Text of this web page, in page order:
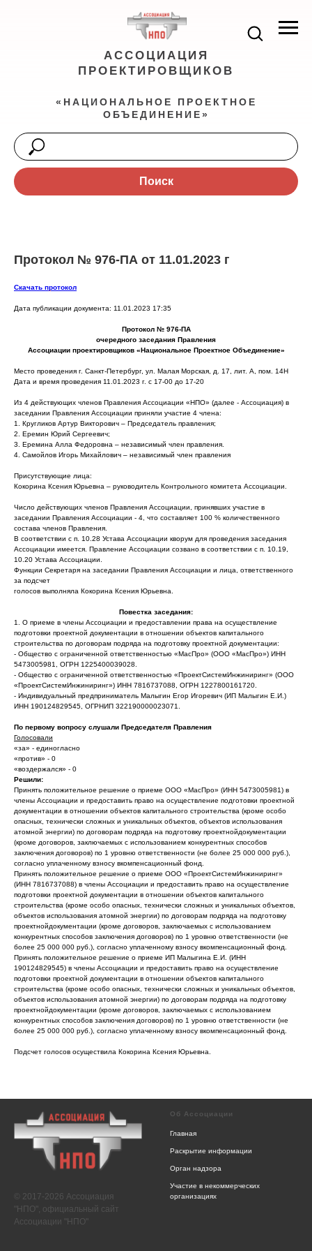
АССОЦИАЦИЯ
ПРОЕКТИРОВЩИКОВ
«НАЦИОНАЛЬНОЕ ПРОЕКТНОЕ
ОБЪЕДИНЕНИЕ»
Поиск
Протокол № 976-ПА от 11.01.2023 г
Скачать протокол
Дата публикации документа: 11.01.2023 17:35
Протокол № 976-ПА
очередного заседания Правления
Ассоциации проектировщиков «Национальное Проектное Объединение»
Место проведения г. Санкт-Петербург, ул. Малая Морская, д. 17, лит. А, пом. 14Н
Дата и время проведения 11.01.2023 г. с 17-00 до 17-20
Из 4 действующих членов Правления Ассоциации «НПО» (далее - Ассоциация) в
заседании Правления Ассоциации приняли участие 4 члена:
1. Кругликов Артур Викторович – Председатель правления;
2. Еремин Юрий Сергеевич;
3. Еремина Алла Федоровна – независимый член правления.
4. Самойлов Игорь Михайлович – независимый член правления
Присутствующие лица:
Кокорина Ксения Юрьевна – руководитель Контрольного комитета Ассоциации.
Число действующих членов Правления Ассоциации, принявших участие в
заседании Правления Ассоциации - 4, что составляет 100 % количественного
состава членов Правления.
В соответствии с п. 10.28 Устава Ассоциации кворум для проведения заседания
Ассоциации имеется. Правление Ассоциации созвано в соответствии с п. 10.19,
10.20 Устава Ассоциации.
Функции Секретаря на заседании Правления Ассоциации и лица, ответственного
за подсчет
голосов выполняла Кокорина Ксения Юрьевна.
Повестка заседания:
1. О приеме в члены Ассоциации и предоставлении права на осуществление
подготовки проектной документации в отношении объектов капитального
строительства по договорам подряда на подготовку проектной документации:
- Общество с ограниченной ответственностью «МасПро» (ООО «МасПро») ИНН
5473005981, ОГРН 1225400039028.
- Общество с ограниченной ответственностью «ПроектСистемИнжиниринг» (ООО
«ПроектСистемИнжиниринг») ИНН 7816737088, ОГРН 1227800161720.
- Индивидуальный предприниматель Малыгин Егор Игоревич (ИП Малыгин Е.И.)
ИНН 190124829545, ОГРНИП 322190000023071.
По первому вопросу слушали Председателя Правления
Голосовали
«за» - единогласно
«против» - 0
«воздержался» - 0
Решили:
Принять положительное решение о приеме ООО «МасПро» (ИНН 5473005981) в
члены Ассоциации и предоставить право на осуществление подготовки проектной
документации в отношении объектов капитального строительства (кроме особо
опасных, технически сложных и уникальных объектов, объектов использования
атомной энергии) по договорам подряда на подготовку проектнойдокументации
(кроме договоров, заключаемых с использованием конкурентных способов
заключения договоров) по 1 уровню ответственности (не более 25 000 000 руб.),
согласно уплаченному взносу вкомпенсационный фонд.
Принять положительное решение о приеме ООО «ПроектСистемИнжиниринг»
(ИНН 7816737088) в члены Ассоциации и предоставить право на осуществление
подготовки проектной документации в отношении объектов капитального
строительства (кроме особо опасных, технически сложных и уникальных объектов,
объектов использования атомной энергии) по договорам подряда на подготовку
проектнойдокументации (кроме договоров, заключаемых с использованием
конкурентных способов заключения договоров) по 1 уровню ответственности (не
более 25 000 000 руб.), согласно уплаченному взносу вкомпенсационный фонд.
Принять положительное решение о приеме ИП Малыгина Е.И. (ИНН
190124829545) в члены Ассоциации и предоставить право на осуществление
подготовки проектной документации в отношении объектов капитального
строительства (кроме особо опасных, технически сложных и уникальных объектов,
объектов использования атомной энергии) по договорам подряда на подготовку
проектнойдокументации (кроме договоров, заключаемых с использованием
конкурентных способов заключения договоров) по 1 уровню ответственности (не
более 25 000 000 руб.), согласно уплаченному взносу вкомпенсационный фонд.
Подсчет голосов осуществила Кокорина Ксения Юрьевна.
© 2017-2026 Ассоциация
"НПО", официальный сайт
Ассоциации "НПО"
Об Ассоциации
Главная
Раскрытие информации
Орган надзора
Участие в некоммерческих
организациях